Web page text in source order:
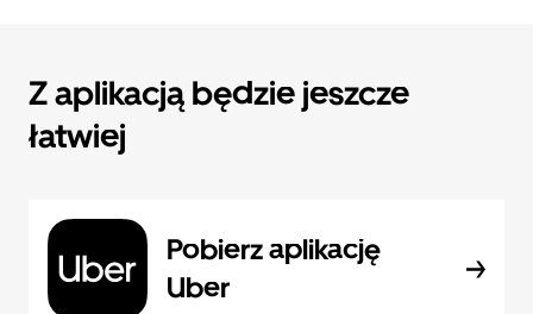
Z aplikacją będzie jeszcze
łatwiej
Pobierz aplikację
Uber